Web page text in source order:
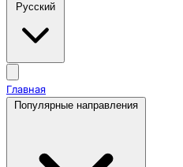
Русский
Главная
Популярные направления